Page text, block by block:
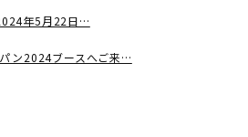
年5月22日…
ン2024ブースへご来…